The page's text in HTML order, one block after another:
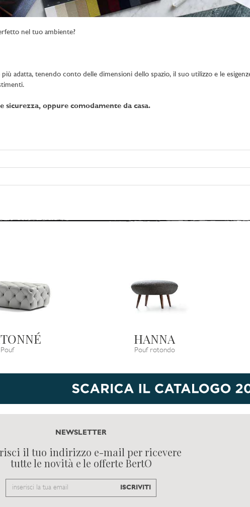
nel tuo ambiente?
adatta, tenendo conto delle dimensioni dello spazio, il suo utilizzo e le
sicurezza, oppure comodamente da casa.
Pouf
HANNA
Pouf rotondo
NEWSLETTER
il tuo indirizzo e-mail per ricevere
tutte le novità e le offerte BertO
Email
ISCRIVITI